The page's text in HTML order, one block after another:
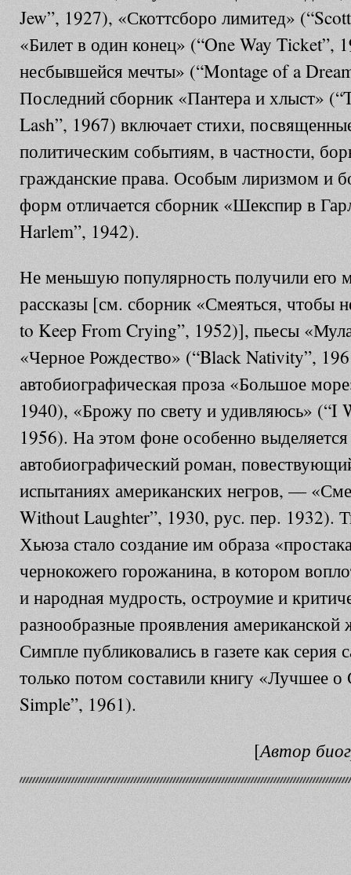
Jew”, 1927), «Скоттсборо лимитед»
«Билет в один конец» (“One Way Ticket”,
несбывшейся мечты» (“Montage of a
Последний сборник «Пантера и хлыст»
Lash”, 1967) включает стихи,
политическим событиям, в частности,
гражданские права. Особым лиризмом и
форм отличается сборник «Шекспир в
Harlem”, 1942).
Не меньшую популярность получили его
рассказы [см. сборник «Смеяться, чтобы
to Keep From Crying”, 1952)], пьесы
«Черное Рождество» (“Black Nativity”,
автобиографическая проза «Большое
1940), «Брожу по свету и удивляюсь» (“I
1956). На этом фоне особенно выделяется
автобиографический роман,
испытаниях американских негров, —
Without Laughter”, 1930, рус. пер. 1932).
Хьюза стало создание им образа
чернокожего горожанина, в котором
и народная мудрость, остроумие и
разнообразные проявления
Симпле публиковались в газете как серия
только потом составили книгу «Лучшее
Simple”, 1961).
[Автор